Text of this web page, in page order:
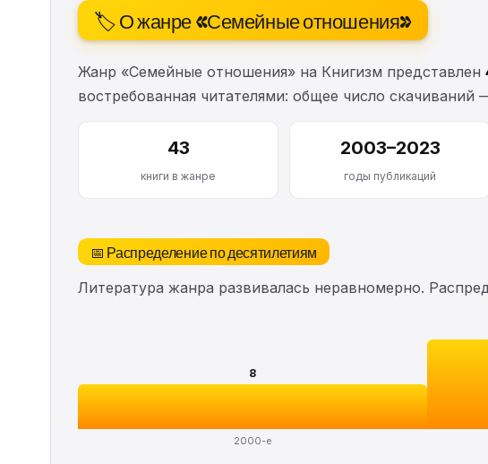
🏷️ О жанре «Семейные отношения»
Жанр «Семейные отношения» на Книгизм представлен
востребованная читателями: общее число скачиваний
43
книги в жанре
2003–2023
годы публикаций
📅 Распределение по десятилетиям
Литература жанра развивалась неравномерно.
8
2000-е